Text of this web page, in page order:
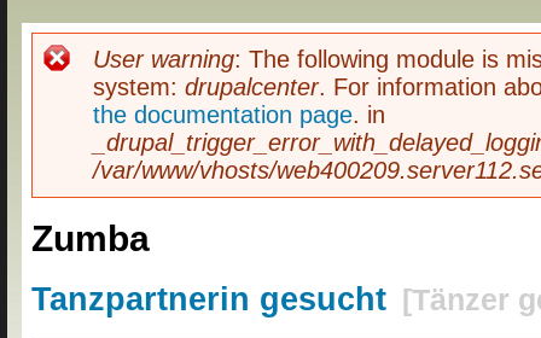
Fehlermeldung
User warning: The following module is
system: drupalcenter. For information
the documentation page. in
/var/www/vhosts/
Zumba
Tanzpartnerin gesucht [Tänzer